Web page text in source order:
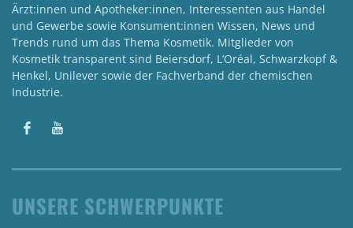
Ärzt:innen und Apotheker:innen, Interessenten aus Handel
und Gewerbe sowie Konsument:innen Wissen, News und
Trends rund um das Thema Kosmetik. Mitglieder von
Kosmetik transparent sind Beiersdorf, L’Oréal, Schwarzkopf &
Henkel, Unilever sowie der Fachverband der chemischen
Industrie.
UNSERE SCHWERPUNKTE